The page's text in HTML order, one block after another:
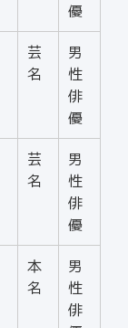
優
芸
名
男
性
俳
優
芸
名
男
性
俳
優
本
名
男
性
俳